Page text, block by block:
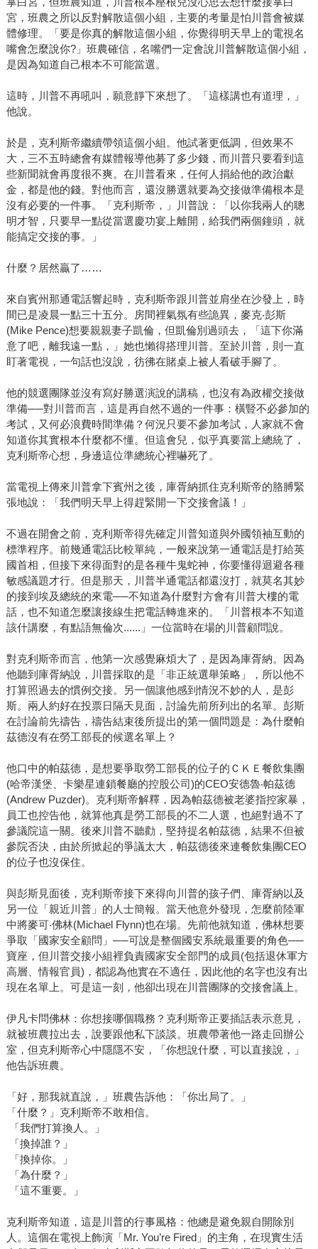
宮，班農之所以反對解散這個小組，主要的考量是怕川普會被媒
體修理。「要是你真的解散這個小組，你覺得明天早上的電視名
嘴會怎麼說你?」班農確信，名嘴們一定會說川普解散這個小組，
是因為知道自己根本不可能當選。
這時，川普不再吼叫，願意靜下來想了。「這樣講也有道理，」
他說。
於是，克利斯帝繼續帶領這個小組。他試著更低調，但效果不
大，三不五時總會有媒體報導他募了多少錢，而川普只要看到這
些新聞就會再度很不爽。在川普看來，任何人捐給他的政治獻
金，都是他的錢。對他而言，還沒勝選就要為交接做準備根本是
沒有必要的一件事。「克利斯帝，」川普說：「以你我兩人的聰
明才智，只要早一點從當選慶功宴上離開，給我們兩個鐘頭，就
能搞定交接的事。」
什麼？居然贏了……
來自賓州那通電話響起時，克利斯帝跟川普並肩坐在沙發上，時
間已是凌晨一點三十五分。房間裡氣氛有些詭異，麥克‧彭斯
(Mike Pence)想要親親妻子凱倫，但凱倫別過頭去，「這下你滿
意了吧，離我遠一點，」她也懶得搭理川普。至於川普，則一直
盯著電視，一句話也沒說，彷彿在賭桌上被人看破手腳了。
他的競選團隊並沒有寫好勝選演說的講稿，也沒有為政權交接做
準備──對川普而言，這是再自然不過的一件事：橫豎不必參加的
考試，又何必浪費時間準備？何況只要不參加考試，人家就不會
知道你其實根本什麼都不懂。但這會兒，似乎真要當上總統了，
克利斯帝心想，身邊這位準總統心裡嚇死了。
當電視上傳來川普拿下賓州之後，庫胥納抓住克利斯帝的胳膊緊
張地說：「我們明天早上得趕緊開一下交接會議！」
不過在開會之前，克利斯帝得先確定川普知道與外國領袖互動的
標準程序。前幾通電話比較單純，一般來說第一通電話是打給英
國首相，但接下來得面對的是各種牛鬼蛇神，你要懂得迴避各種
敏感議題才行。但是那天，川普半通電話都還沒打，就莫名其妙
的接到埃及總統的來電──不知道為什麼對方會有川普大樓的電
話，也不知道怎麼讓接線生把電話轉進來的。「川普根本不知道
該什講麼，有點語無倫次......」一位當時在場的川普顧問說。
對克利斯帝而言，他第一次感覺麻煩大了，是因為庫胥納。因為
他聽到庫胥納說，川普採取的是「非正統選舉策略」，所以他不
打算照過去的慣例交接。另一個讓他感到情況不妙的人，是彭
斯。兩人約好在投票日隔天見面，討論先前所列出的名單。彭斯
在討論前先禱告，禱告結束後所提出的第一個問題是：為什麼帕
茲德沒有在勞工部長的候選名單上？
他口中的帕茲德，是想要爭取勞工部長的位子的ＣＫＥ餐飲集團
(哈帝漢堡、卡樂星連鎖餐廳的控股公司)的CEO安德魯‧帕茲德
(Andrew Puzder)。克利斯帝解釋，因為帕茲德被老婆指控家暴，
員工也控告他，就算他真是勞工部長的不二人選，也絕對過不了
參議院這一關。後來川普不聽勸，堅持提名帕茲德，結果不但被
參院否決，由於所掀起的爭議太大，帕茲德後來連餐飲集團CEO
的位子也沒保住。
與彭斯見面後，克利斯帝接下來得向川普的孩子們、庫胥納以及
另一位「親近川普」的人士簡報。當天他意外發現，怎麼前陸軍
中將麥可‧佛林(Michael Flynn)也在場。先前他就知道，佛林想要
爭取「國家安全顧問」──可說是整個國安系統最重要的角色──
寶座，但川普交接小組裡負責國家安全部門的成員(包括退休軍方
高層、情報官員)，都認為他實在不適任，因此他的名字也沒有出
現在名單上。可是這一刻，他卻出現在川普團隊的交接會議上。
伊凡卡問佛林：你想接哪個職務？克利斯帝正要插話表示意見，
就被班農拉出去，說要跟他私下談談。班農帶著他一路走回辦公
室，但克利斯帝心中隱隱不安，「你想說什麼，可以直接說，」
他告訴班農。
「好，那我就直說，」班農告訴他：「你出局了。」
「什麼？」克利斯帝不敢相信。
「我們打算換人。」
「換掉誰？」
「換掉你。」
「為什麼？」
「這不重要。」
克利斯帝知道，這是川普的行事風格：他總是避免親自開除別
人。這個在電視上飾演「Mr. You’re Fired」的主角，在現實生活